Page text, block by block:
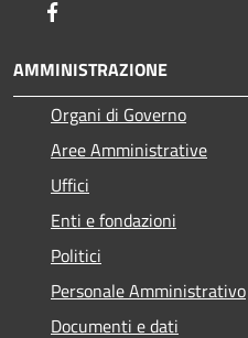
AMMINISTRAZIONE
Organi di Governo
Aree Amministrative
Uffici
Enti e fondazioni
Politici
Personale Amministrativo
Documenti e dati